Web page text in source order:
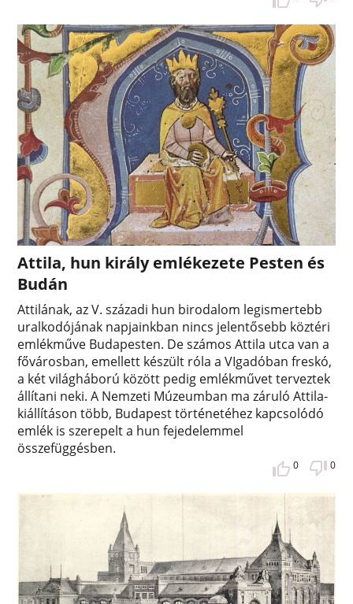
Attila, hun király emlékezete Pesten és
Budán
Attilának, az V. századi hun birodalom legismertebb
uralkodójának napjainkban nincs jelentősebb köztéri
emlékműve Budapesten. De számos Attila utca van a
fővárosban, emellett készült róla a VIgadóban freskó,
a két világháború között pedig emlékművet terveztek
állítani neki. A Nemzeti Múzeumban ma záruló Attila-
kiállításon több, Budapest történetéhez kapcsolódó
emlék is szerepelt a hun fejedelemmel
összefüggésben.
0 0